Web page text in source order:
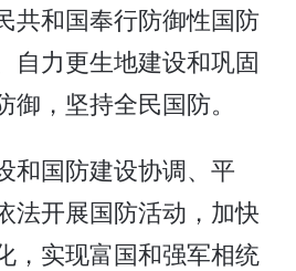
和国奉行防御性国防
自力更生地建设和巩固
，坚持全民国防。
和国防建设协调、平
法开展国防活动，加快
，实现富国和强军相统